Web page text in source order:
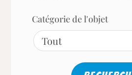
Catégorie de l'objet